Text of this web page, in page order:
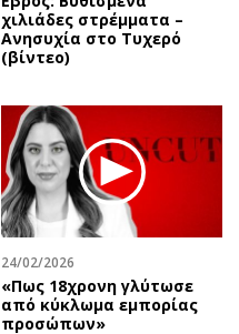
χιλιάδες στρέμματα –
Ανησυχία στο Τυχερό
(βίντεο)
24/02/2026
«Πως 18χρονη γλύτωσε
από κύκλωμα εμπορίας
προσώπων»